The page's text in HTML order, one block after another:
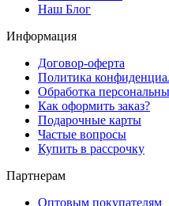
Наш Блог
Информация
Договор-оферта
Политика
Обработка
Как оформить заказ?
Подарочные карты
Частые вопросы
Купить в рассрочку
Партнерам
Оптовым покупателям